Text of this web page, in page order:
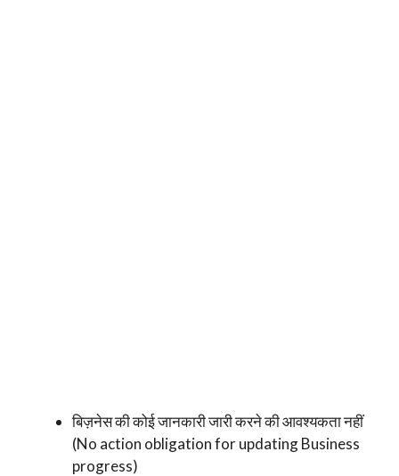
बिज़नेस की कोई जानकारी जारी करने की आवश्यकता नहीं
(No action obligation for updating Business
progress)